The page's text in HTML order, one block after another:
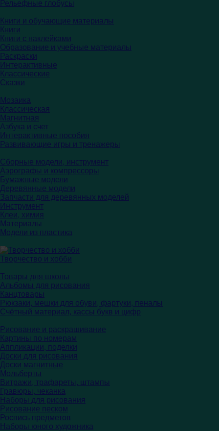
Рельефные глобусы
Книги и обучающие материалы
Книги
Книги с наклейками
Образование и учебные материалы
Раскраски
Интерактивные
Классические
Сказки
Мозаика
Классическая
Магнитная
Азбука и счет
Интерактивные пособия
Развивающие игры и тренажеры
Сборные модели, инструмент
Аэрографы и компрессоры
Бумажные модели
Деревянные модели
Запчасти для деревянных моделей
Инструмент
Клеи, химия
Материалы
Модели из пластика
Творчество и хобби
Товары для школы
Альбомы для рисования
Канцтовары
Рюкзаки, мешки для обуви, фартуки, пеналы
Счётный материал, кассы букв и цифр
Рисование и раскрашивание
Картины по номерам
Аппликации, поделки
Доски для рисования
Доски магнитные
Мольберты
Витражи, трафареты, штампы
Гравюры, чеканка
Наборы для рисования
Рисование песком
Роспись предметов
Наборы юного художника